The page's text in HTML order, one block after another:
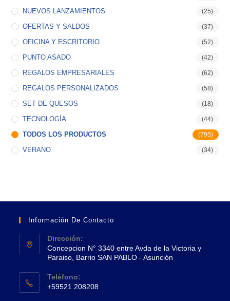
NUEVOS LANZAMIENTOS (25)
OFERTAS Y SALDOS (37)
OFICINA Y ESCRITORIO (52)
PUNTO ASADO (42)
REGALOS EMPRESARIALES (62)
REGALOS PERSONALIZADOS (58)
SET DE QUESOS (18)
TECNOLOGÍA (44)
TODOS LOS PRODUCTOS (795)
VERANO (34)
Información De Contacto
Dirección:
Concepcion N° 3340 entre Avda de la Victoria y
Paraiso, Barrio SAN PABLO - Asunción
abre
Teléfono:
+59521 208208